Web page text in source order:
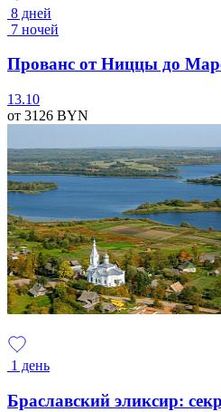
8 дней
7 ночей
Прованс от Ниццы до
13.10
от 3126 BYN
1 день
Браславский эликсир: